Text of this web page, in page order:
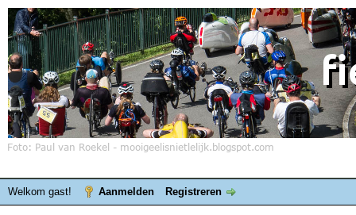
Welkom gast! Aanmelden Registreren